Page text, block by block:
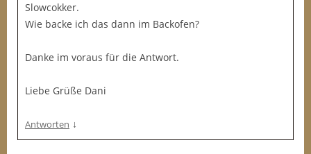
Slowcokker.
Wie backe ich das dann im Backofen?
Danke im voraus für die Antwort.
Liebe Grüße Dani
Antworten ↓